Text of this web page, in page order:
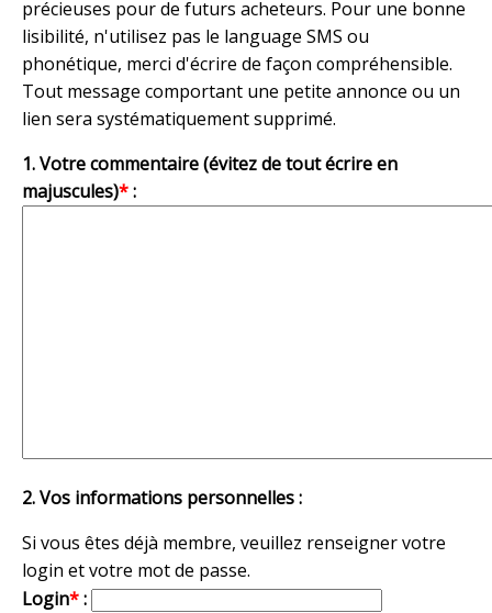
précieuses pour de futurs acheteurs. Pour une bonne
lisibilité, n'utilisez pas le language SMS ou
phonétique, merci d'écrire de façon compréhensible.
Tout message comportant une petite annonce ou un
lien sera systématiquement supprimé.
1. Votre commentaire (évitez de tout écrire en
majuscules)*:
2. Vos informations personnelles :
Si vous êtes déjà membre, veuillez renseigner votre
login et votre mot de passe.
Login*: